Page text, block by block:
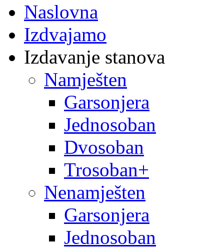
Naslovna
Izdvajamo
Izdavanje stanova
Namješten
Garsonjera
Jednosoban
Dvosoban
Trosoban+
Nenamješten
Garsonjera
Jednosoban